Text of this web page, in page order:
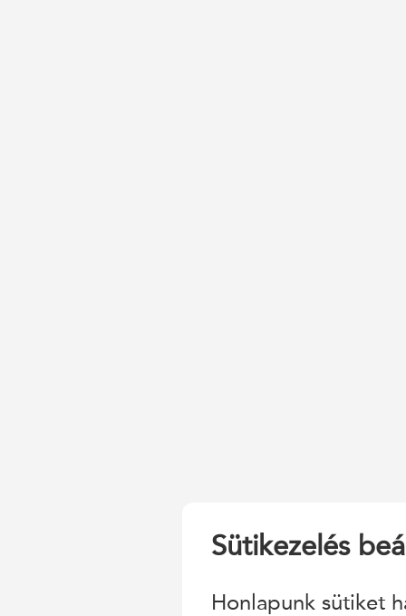
Sütikezelés
Honlapunk sütiket